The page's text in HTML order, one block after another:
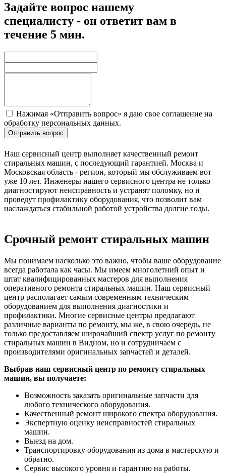
Задайте вопрос нашему
специалисту - он ответит вам в
течение 5 мин.
Нажимая «Отправить вопрос» я даю свое соглашение на
обработку персональных данных.
Отправить вопрос
Наш сервисный центр выполняет качественный ремонт
стиральных машин, с последующий гарантией. Москва и
Московская область - регион, который мы обслуживаем вот
уже 10 лет. Инженеры нашего сервисного центра не только
диагностируют неисправность и устранят поломку, но и
проведут профилактику оборудования, что позволит вам
наслаждаться стабильной работой устройства долгие годы.
Срочный ремонт стиральных машин
Мы понимаем насколько это важно, чтобы ваше оборудование
всегда работала как часы. Мы имеем многолетний опыт и
штат квалифицированных мастеров для выполнения
оперативного ремонта стиральных машин. Наш сервисный
центр располагает самым современным техническим
оборудованием для выполнения диагностики и
профилактики. Многие сервисные центры предлагают
различные варианты по ремонту, мы же, в свою очередь, не
только предоставляем широчайший спектр услуг по ремонту
стиральных машин в Видном, но и сотрудничаем с
производителями оригинальных запчастей и деталей.
Выбрав наш сервисный центр по ремонту стиральных
машин, вы получаете:
Возможность заказать оригинальные запчасти для
любого технического оборудования.
Качественный ремонт широкого спектра оборудования.
Экспертную оценку неисправностей стиральных
машин.
Выезд на дом.
Транспортировку оборудования из дома в мастерскую и
обратно.
Сервис высокого уровня и гарантию на работы.